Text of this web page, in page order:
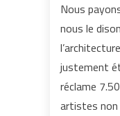
Nous
nous le
justement
réclame
artistes non